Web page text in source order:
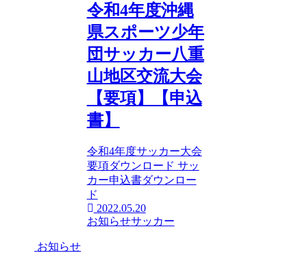
令和4年度沖縄
県スポーツ少年
団サッカー八重
山地区交流大会
【要項】【申込
書】
令和4年度サッカー大会
要項ダウンロード サッ
カー申込書ダウンロー
ド
2022.05.20
お知らせサッカー
お知らせ